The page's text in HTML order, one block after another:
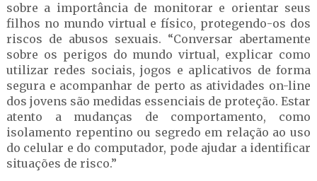
sobre a importância de monitorar e orientar seus
filhos no mundo virtual e físico, protegendo-os dos
riscos de abusos sexuais. “Conversar abertamente
sobre os perigos do mundo virtual, explicar como
utilizar redes sociais, jogos e aplicativos de forma
segura e acompanhar de perto as atividades on-line
dos jovens são medidas essenciais de proteção. Estar
atento a mudanças de comportamento, como
isolamento repentino ou segredo em relação ao uso
do celular e do computador, pode ajudar a identificar
situações de risco.”